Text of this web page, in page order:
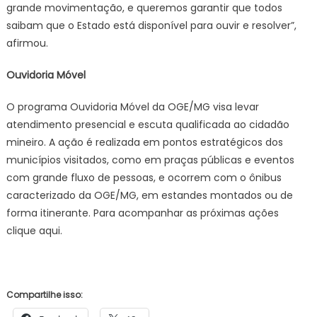
grande movimentação, e queremos garantir que todos
saibam que o Estado está disponível para ouvir e resolver”,
afirmou.
Ouvidoria Móvel
O programa Ouvidoria Móvel da OGE/MG visa levar
atendimento presencial e escuta qualificada ao cidadão
mineiro. A ação é realizada em pontos estratégicos dos
municípios visitados, como em praças públicas e eventos
com grande fluxo de pessoas, e ocorrem com o ônibus
caracterizado da OGE/MG, em estandes montados ou de
forma itinerante. Para acompanhar as próximas ações
clique aqui.
Compartilhe isso: